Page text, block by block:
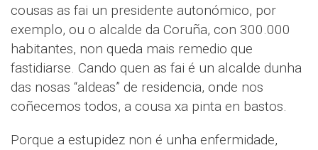
cousas as fai un presidente autonómico, por
exemplo, ou o alcalde da Coruña, con 300.000
habitantes, non queda mais remedio que
fastidiarse. Cando quen as fai é un alcalde dunha
das nosas “aldeas” de residencia, onde nos
coñecemos todos, a cousa xa pinta en bastos.
Porque a estupidez non é unha enfermidade,